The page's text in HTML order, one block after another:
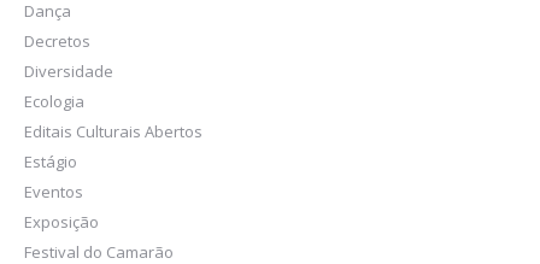
Dança
Decretos
Diversidade
Ecologia
Editais Culturais Abertos
Estágio
Eventos
Exposição
Festival do Camarão